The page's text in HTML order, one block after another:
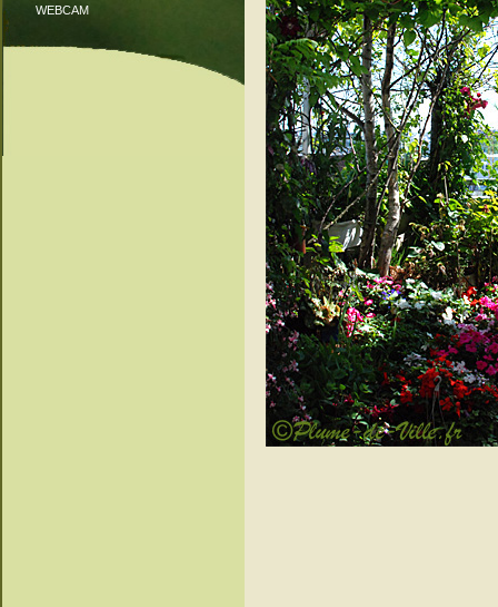
WEBCAM